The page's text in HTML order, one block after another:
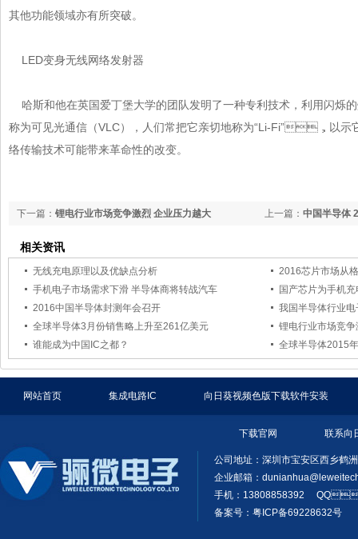
其他功能领域亦有所突破。
LED变身无线网络发射器
哈斯和他在英国爱丁堡大学的团队发明了一种专利技术，利用闪烁的
称为可见光通信（VLC），人们常把它亲切地称为“Li-Fi”，以
络传输技术可能带来革命性的改变。
上一篇： 中国半导体
下一篇： 锂电行业市场竞争激烈 企业压力越大
相关资讯
无线充电原理以及优缺点分析
2016芯片市场从格局
手机电子市场需求下滑 半导体商将转战汽车
国产芯片为手机
2016中国半导体封测年会召开
我国半导体行业
全球半导体3月份销售略上升至261亿美元
锂电行业市场竞
谁能成为中国IC之都？
全球半导体2015
网站首页 集成电路IC 向日葵视频色版下载软件安装
下载官网 联系向
公司地址：深圳市宝安区西乡
企业邮箱：
手机：13808858392
备案号：粤ICP备69228632号